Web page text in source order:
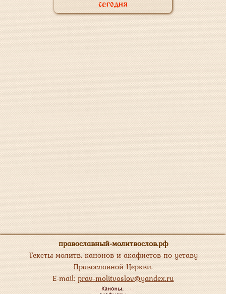
сегодня
православный-молитвослов.рф
Тексты молитв, канонов и акафистов по уставу
Православной Церкви.
E-mail:prav-molitvoslov@yandex.ru